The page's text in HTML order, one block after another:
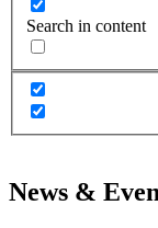
Search in content
News &